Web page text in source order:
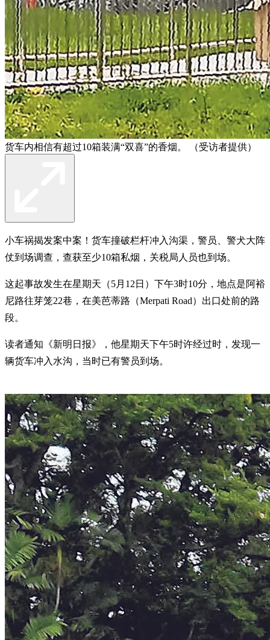
货车内相信有超过10箱装满“双喜”的香烟。 （受访者提供）
小车祸揭发案中案！货车撞破栏杆冲入沟渠，警员、警犬大阵
仗到场调查，查获至少10箱私烟，关税局人员也到场。
这起事故发生在星期天（5月12日）下午3时10分，地点是阿裕
尼路往芽笼22巷，在美芭蒂路（Merpati Road）出口处前的路
段。
读者通知《新明日报》，他星期天下午5时许经过时，发现一
辆货车冲入水沟，当时已有警员到场。